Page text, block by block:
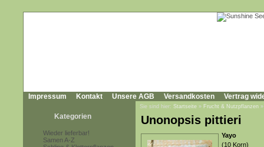
Impressum Kontakt Unsere AGB Versandkosten Vertrag
Kategorien
Wieder lieferbar!
Samen A-Z
Sie sind hier: Startseite » Frucht & Nutzpflanzen
Unonopsis pittieri
Yayo
(10 Korn)